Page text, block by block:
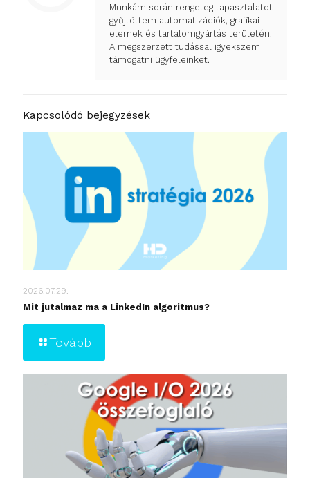
Munkám során rengeteg tapasztalatot
gyűjtöttem automatizációk, grafikai
elemek és tartalomgyártás területén.
A megszerzett tudással igyekszem
támogatni ügyfeleinket.
Kapcsolódó bejegyzések
2026.07.29.
Mit jutalmaz ma a LinkedIn algoritmus?
Tovább